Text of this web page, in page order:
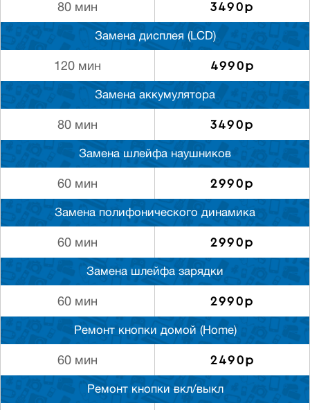
80 мин 3490р
Замена дисплея (LCD)
120 мин 4990р
Замена аккумулятора
80 мин 3490р
Замена шлейфа наушников
60 мин 2990р
Замена полифонического динамика
60 мин 2990р
Замена шлейфа зарядки
60 мин 2990р
Ремонт кнопки домой (Home)
60 мин 2490р
Ремонт кнопки вкл/выкл